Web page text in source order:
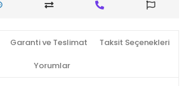
Garanti ve Teslimat Taksit Seçenekleri
Yorumlar